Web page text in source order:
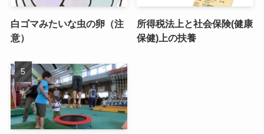
白ゴマみたいな虫の卵（注
意）
所得税法上と社会保険(健康
保健)上の扶養